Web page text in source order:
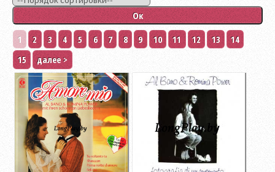
1 2 3 4 5 6 7 8 9 10 11 12 13
14
15
далее >